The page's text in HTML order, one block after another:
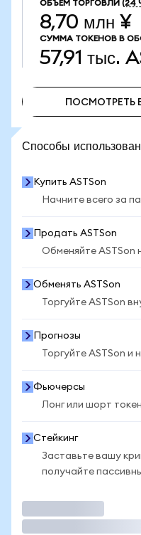
ОБЪЕМ ТОРГОВЛИ (24
8,70 млн ¥
СУММА ТОКЕНОВ В
57,91 тыс.
ПОСМОТРЕТЬ
Способы
Купить ASTSon
Начните всего за
Продать ASTSon
Обменяйте ASTSon
Обменять ASTSon
Торгуйте ASTSon
Прогнозы
Торгуйте ASTSon
Фьючерсы
Лонг или шорт
Стейкинг
Заставьте вашу
получайте